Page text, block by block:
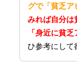
グで「貧乏ア
みれば自分は
「身近に貧
ひ参考にして